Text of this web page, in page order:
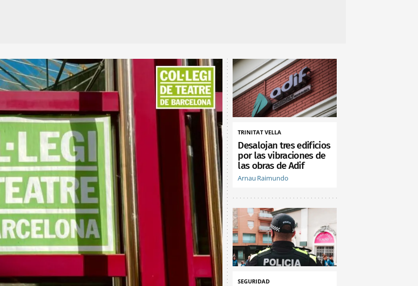
TRINITAT VELLA
Desalojan tres edificios
por las vibraciones de
las obras de Adif
Arnau Raimundo
SEGURIDAD